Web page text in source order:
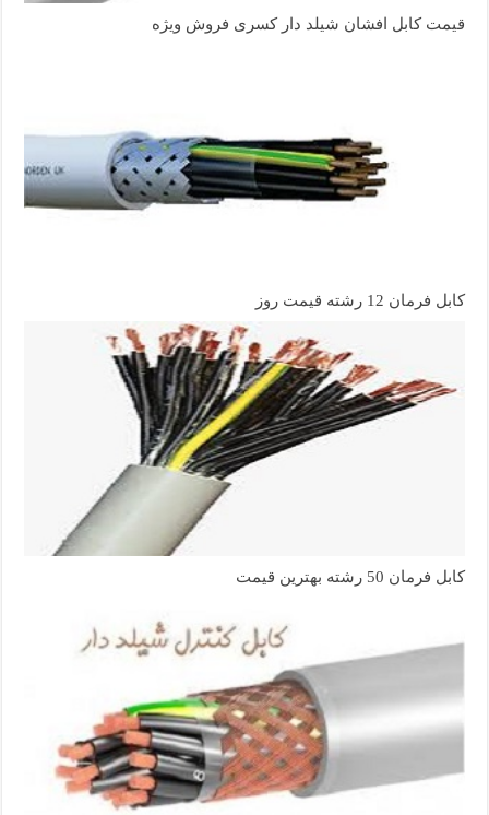
قیمت کابل افشان شیلد دار کسری فروش ویژه
کابل فرمان 12 رشته قیمت روز
کابل فرمان 50 رشته بهترین قیمت